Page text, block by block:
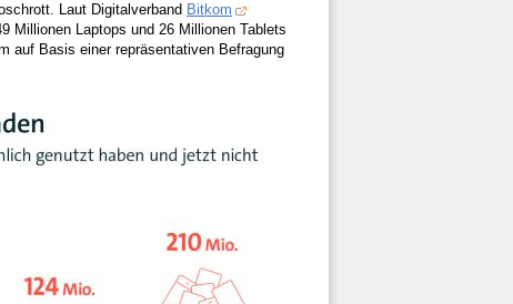
Laut Digitalverband Bitkom
Millionen Laptops und 26 Millionen Tablets
auf Basis einer repräsentativen Befragung